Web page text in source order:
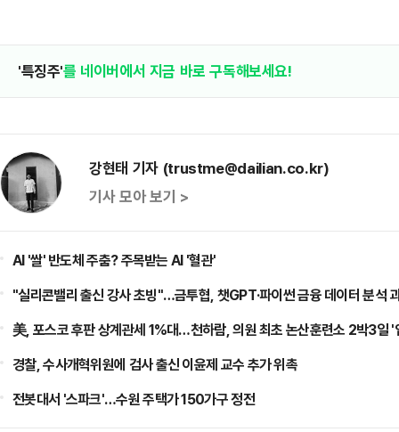
'특징주'를 네이버에서 지금 바로 구독해보세요!
강현태 기자 (trustme@dailian.co.kr)
기사 모아 보기 >
AI '쌀' 반도체 주춤? 주목받는 AI '혈관'
"실리콘밸리 출신 강사 초빙"…금투협, 챗GPT·파이썬 금융 데이터 분석
美, 포스코 후판 상계관세 1%대…천하람, 의원 최초 논산훈련소 2박3일 '
경찰, 수사개혁위원에 검사 출신 이윤제 교수 추가 위촉
전봇대서 '스파크'…수원 주택가 150가구 정전